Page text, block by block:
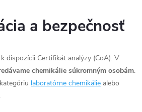
a bezpečnosť
dispozícii Certifikát analýzy (CoA). V
chemikálie súkromným osobám.
laboratórne chemikálie alebo
.